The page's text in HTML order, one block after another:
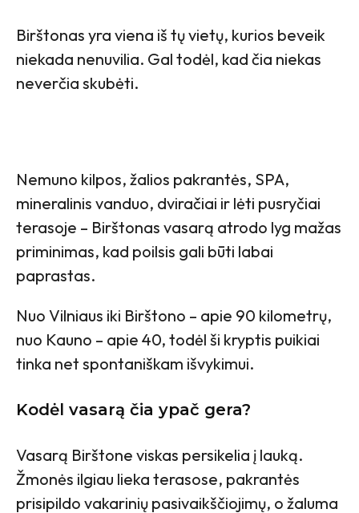
Birštonas yra viena iš tų vietų, kurios beveik
niekada nenuvilia. Gal todėl, kad čia niekas
neverčia skubėti.
Nemuno kilpos, žalios pakrantės, SPA,
mineralinis vanduo, dviračiai ir lėti pusryčiai
terasoje – Birštonas vasarą atrodo lyg mažas
priminimas, kad poilsis gali būti labai
paprastas.
Nuo Vilniaus iki Birštono – apie 90 kilometrų,
nuo Kauno – apie 40, todėl ši kryptis puikiai
tinka net spontaniškam išvykimui.
Kodėl vasarą čia ypač gera?
Vasarą Birštone viskas persikelia į lauką.
Žmonės ilgiau lieka terasose, pakrantės
prisipildo vakarinių pasivaikščiojimų, o žaluma